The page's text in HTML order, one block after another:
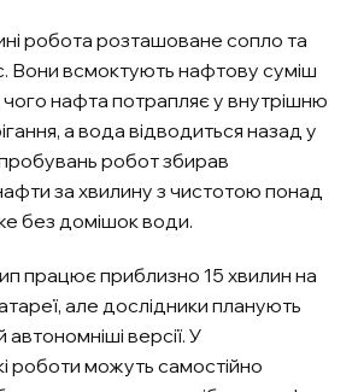
робота розташоване сопло та
Вони всмоктують нафтову суміш
чого нафта потрапляє у внутрішню
а вода відводиться назад у
робот збирав
за хвилину з чистотою понад
без домішок води.
працює приблизно 15 хвилин на
але дослідники планують
автономніші версії. У
роботи можуть самостійно